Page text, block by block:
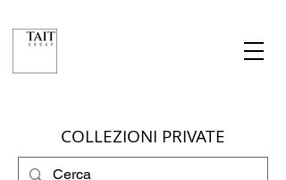
COLLEZIONI PRIVATE